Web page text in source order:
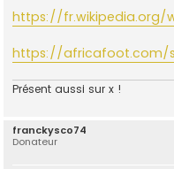
s
s
g
e
https://fr.wikipedia.org/
https://africafoot.com/
Présent aussi sur x !
franckysco74
Donateur